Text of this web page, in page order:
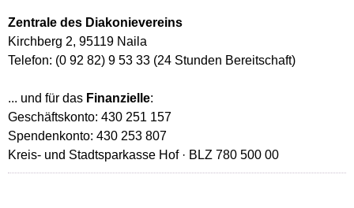
Zentrale des Diakonievereins
Kirchberg 2, 95119 Naila
Telefon: (0 92 82) 9 53 33 (24 Stunden Bereitschaft)
... und für das Finanzielle:
Geschäftskonto: 430 251 157
Spendenkonto: 430 253 807
Kreis- und Stadtsparkasse Hof · BLZ 780 500 00